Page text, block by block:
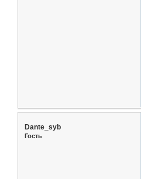
Dante_syb
Гость